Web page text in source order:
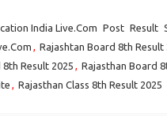
India Live.Com Post Result
, Rajashtan Board 8th Result
Result 2025 , Rajasthan Board
, Rajasthan Class 8th Result 2025